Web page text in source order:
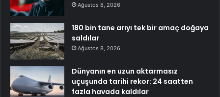
Ağustos 8, 2026
180 bin tane arıyı tek bir amaç doğaya
saldılar
Ağustos 8, 2026
Dünyanın en uzun aktarmasız
uçuşunda tarihi rekor: 24 saatten
fazla havada kaldılar